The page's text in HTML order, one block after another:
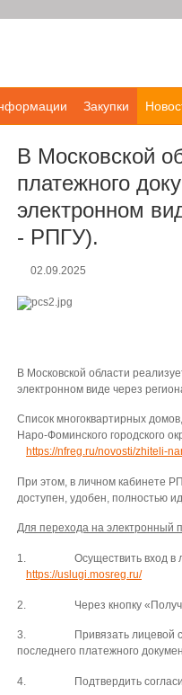
Закупки
В Московской
платежного
электронном
- РПГУ).
02.09.2025
В Московской области
электронном виде через
Список многоквартирных
Наро-Фоминского городского
https://nfreg.ru/novosti/zhiteli-
При этом, в личном кабинете
доступен, удобен, полностью
Для перехода на электронный
1. Осуществить вход в
https://uslugi.mosreg.ru/
2. Через кнопку «Получать
3. Привязать лицевой счет
последнего платежного
4. Подтвердить согласие на